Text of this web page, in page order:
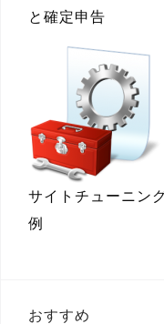
と確定申告
サイトチューニン
例
おすすめ